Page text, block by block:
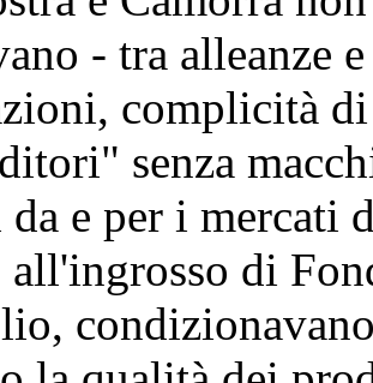
- tra alleanze
complicità
senza
e per i mercati
all'ingrosso di